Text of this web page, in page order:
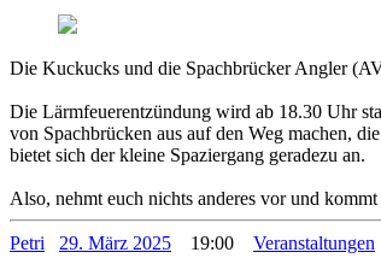
Die Kuckucks und die Spachbrücker Angler
Die Lärmfeuerentzündung wird ab 18.30 Uhr
von Spachbrücken aus auf den Weg machen,
bietet sich der kleine Spaziergang geradezu an.
Also, nehmt euch nichts anderes vor und
Petri 29. März 2025 19:00 Veranstaltungen